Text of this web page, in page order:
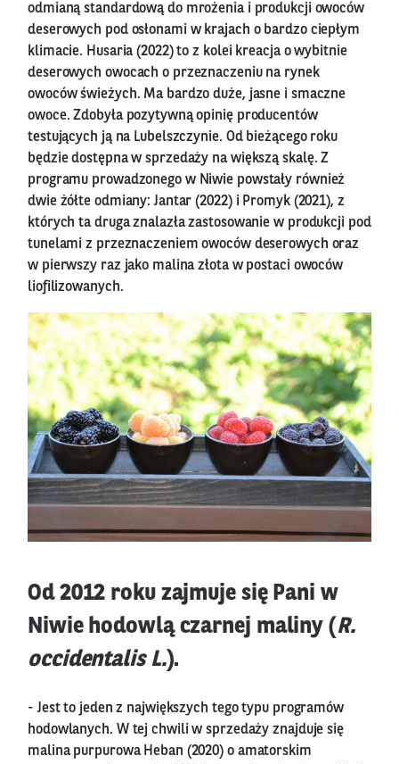
odmianą standardową do mrożenia i produkcji owoców
deserowych pod osłonami w krajach o bardzo ciepłym
klimacie. Husaria (2022) to z kolei kreacja o wybitnie
deserowych owocach o przeznaczeniu na rynek
owoców świeżych. Ma bardzo duże, jasne i smaczne
owoce. Zdobyła pozytywną opinię producentów
testujących ją na Lubelszczynie. Od bieżącego roku
będzie dostępna w sprzedaży na większą skalę. Z
programu prowadzonego w Niwie powstały również
dwie żółte odmiany: Jantar (2022) i Promyk (2021), z
których ta druga znalazła zastosowanie w produkcji pod
tunelami z przeznaczeniem owoców deserowych oraz
w pierwszy raz jako malina złota w postaci owoców
liofilizowanych.
Od 2012 roku zajmuje się Pani w
Niwie hodowlą czarnej maliny (R.
occidentalis L.).
- Jest to jeden z największych tego typu programów
hodowlanych. W tej chwili w sprzedaży znajduje się
malina purpurowa Heban (2020) o amatorskim